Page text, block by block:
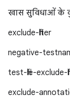
खास सुविधाओं के
exclude-filter
negative-
test-file-exclude-
exclude-